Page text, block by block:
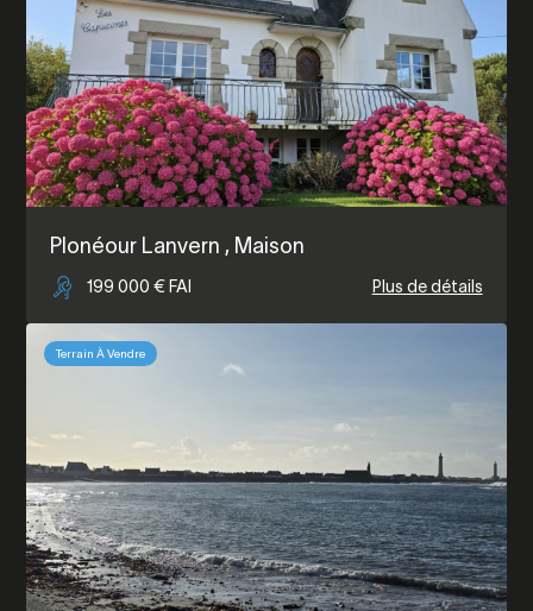
Plonéour Lanvern , Maison
199 000 € FAI Plus de détails
Terrain À Vendre